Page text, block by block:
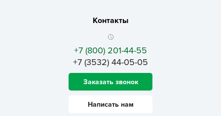
Контакты
+7 (800) 201-44-55
+7 (3532) 44-05-05
Заказать звонок
Написать нам